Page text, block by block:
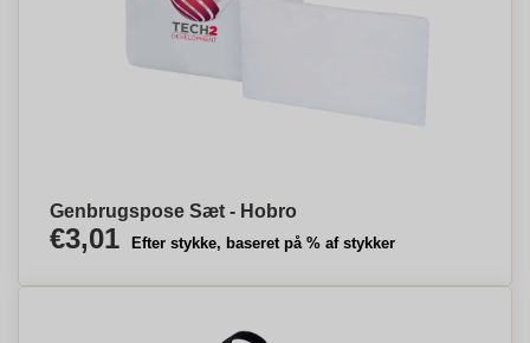
Genbrugspose Sæt - Hobro
€3,01 Efter stykke, baseret på % af stykker